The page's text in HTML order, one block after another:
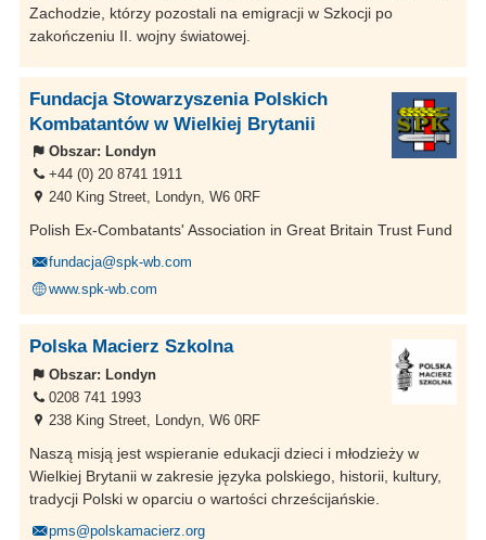
Zachodzie, którzy pozostali na emigracji w Szkocji po
zakończeniu II. wojny światowej.
Fundacja Stowarzyszenia Polskich
Kombatantów w Wielkiej Brytanii
Obszar: Londyn
+44 (0) 20 8741 1911
240 King Street, Londyn, W6 0RF
Polish Ex-Combatants' Association in Great Britain Trust Fund
fundacja@spk-wb.com
www.spk-wb.com
Polska Macierz Szkolna
Obszar: Londyn
0208 741 1993
238 King Street, Londyn, W6 0RF
Naszą misją jest wspieranie edukacji dzieci i młodzieży w
Wielkiej Brytanii w zakresie języka polskiego, historii, kultury,
tradycji Polski w oparciu o wartości chrześcijańskie.
pms@polskamacierz.org